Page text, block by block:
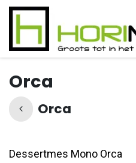
Overslaan naar inhoud
Orca
Orca
Dessertmes Mono Orca